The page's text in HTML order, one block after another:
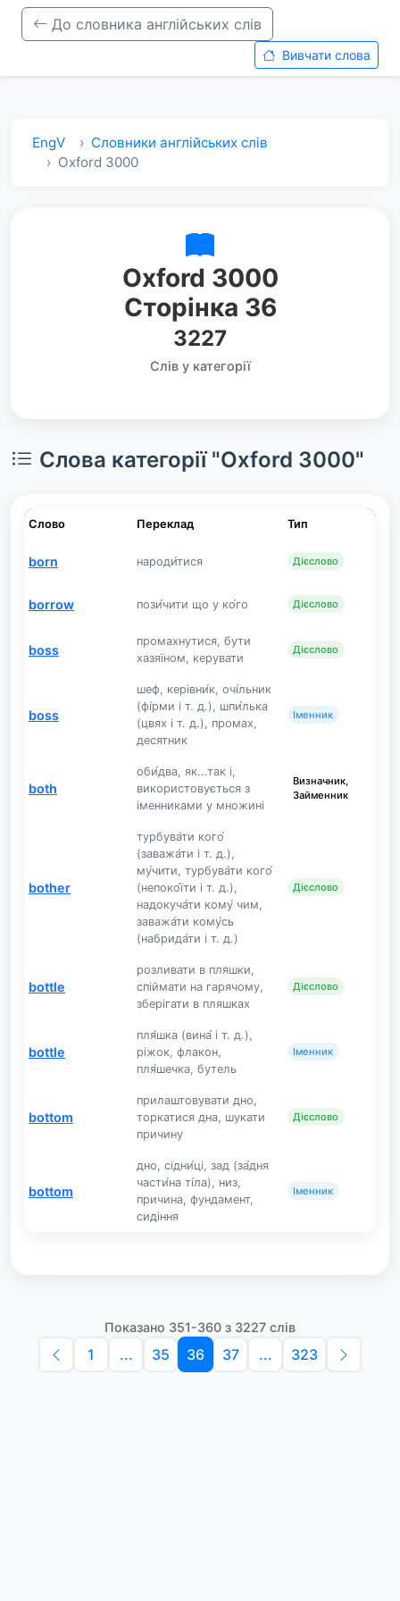
До словника англійських слів
Вивчати слова
EngV
Словники англійських слів
Oxford 3000
Oxford 3000
Сторінка 36
3227
Слів у категорії
Слова категорії "Oxford 3000"
Слово Переклад Тип
born народи́тися Дієслово
borrow пози́чити що у ко́го Дієслово
boss
промахнутися, бути
хазяїном, керувати
Дієслово
boss
шеф, керівни́к, очі́льник
(фі́рми і т. д.), шпи́лька
(цвях і т. д.), промах,
десятник
Іменник
both
оби́два, як...так і,
використовується з
іменниками у множині
Визначник,
Займенник
bother
турбува́ти кого́
(заважа́ти і т. д.),
му́чити, турбува́ти кого́
(непоко́їти і т. д.),
надокуча́ти кому́ чим,
заважа́ти кому́сь
(набрида́ти і т. д.)
Дієслово
bottle
розливати в пляшки,
спіймати на гарячому,
зберігати в пляшках
Дієслово
bottle
пля́шка (вина́ і т. д.),
ріжок, флакон,
пля́шечка, бутель
Іменник
bottom
прилаштовувати дно,
торкатися дна, шукати
причину
Дієслово
bottom
дно, сідни́ці, зад (за́дня
части́на ті́ла), низ,
причина, фундамент,
сидіння
Іменник
Показано 351-360 з 3227 слів
1 ... 35 36 37 ... 323